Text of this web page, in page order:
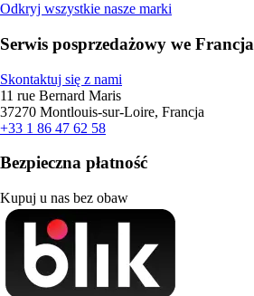
Odkryj wszystkie nasze marki
Serwis posprzedażowy we Francja
Skontaktuj się z nami
11 rue Bernard Maris
37270 Montlouis-sur-Loire, Francja
+33 1 86 47 62 58
Bezpieczna płatność
Kupuj u nas bez obaw